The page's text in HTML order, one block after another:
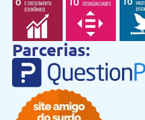
Parcerias: